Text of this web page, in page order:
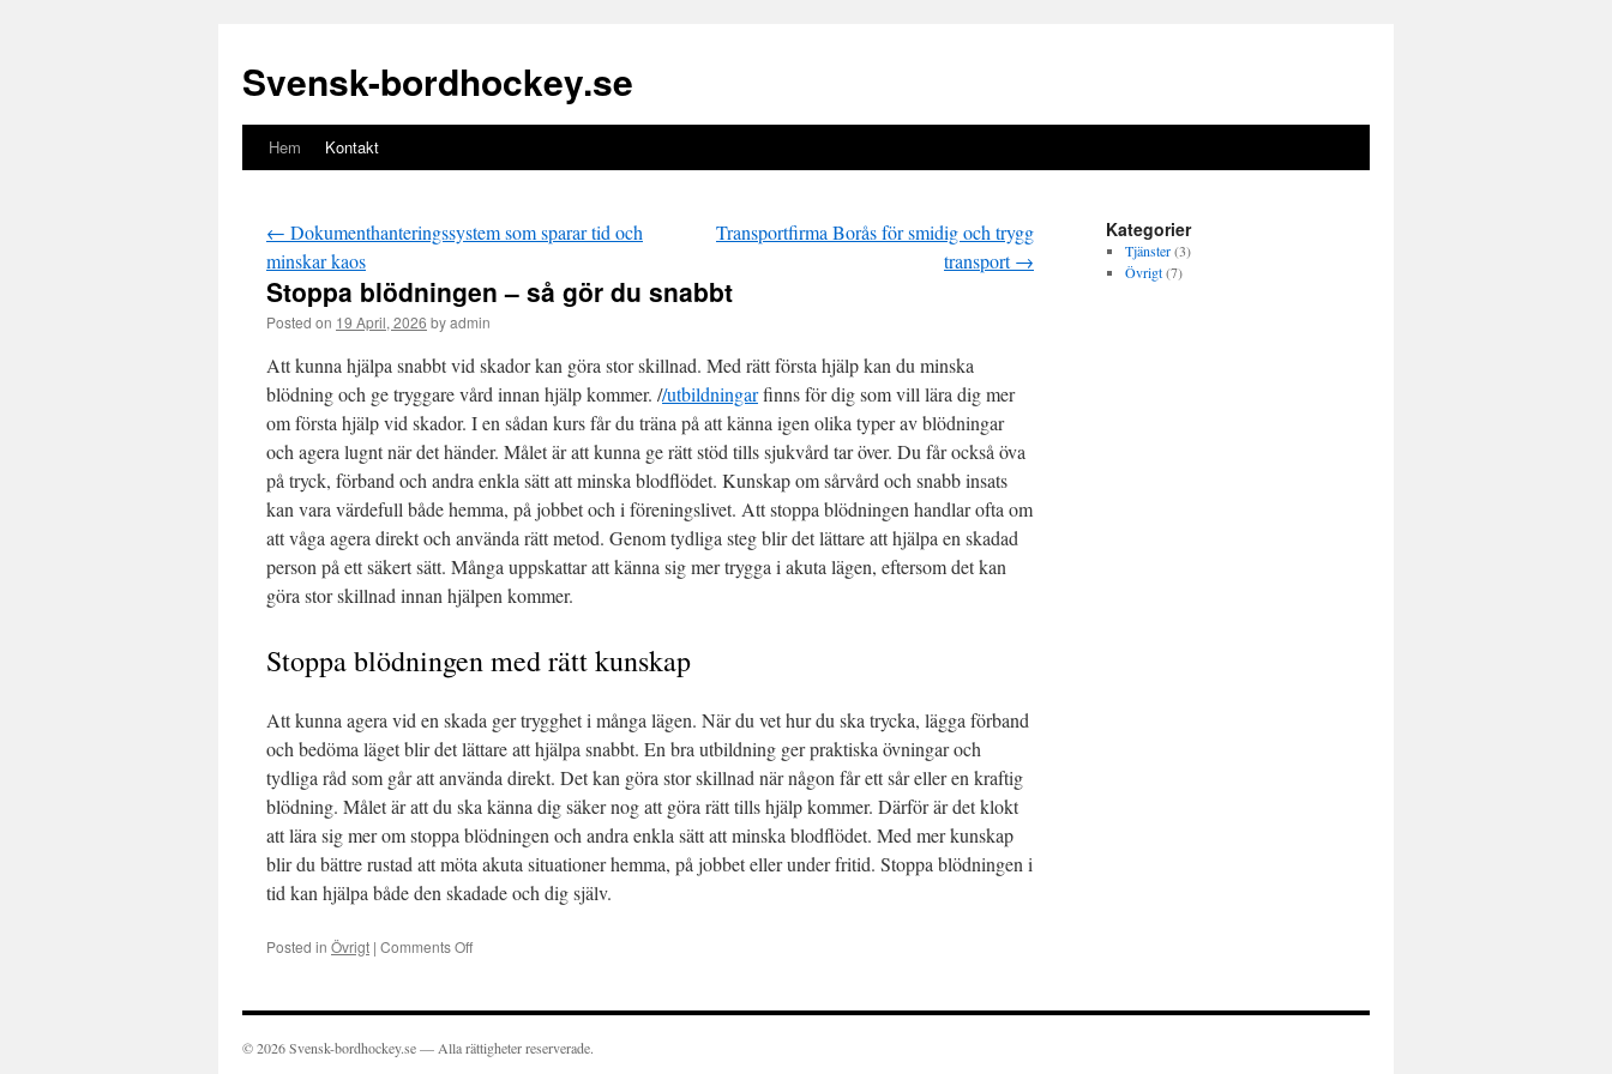
Svensk-bordhockey.se
Gå
innehåll
Hem Kontakt
← Dokumenthanteringssystem som sparar tid och
minskar kaos
Transportfirma Borås för smidig och trygg
transport→
Stoppa blödningen – så gör du snabbt
Posted on 19 April, 2026 byadmin
Att kunna hjälpa snabbt vid skador kan göra stor skillnad. Med rätt första hjälp kan du minska
blödning och ge tryggare vård innan hjälp kommer. //utbildningarfinns för dig som vill lära dig mer
om första hjälp vid skador. I en sådan kurs får du träna på att känna igen olika typer av blödningar
och agera lugnt när det händer. Målet är att kunna ge rätt stöd tills sjukvård tar över. Du får också öva
på tryck, förband och andra enkla sätt att minska blodflödet. Kunskap om sårvård och snabb insats
kan vara värdefull både hemma, på jobbet och i föreningslivet. Att stoppa blödningen handlar ofta om
att våga agera direkt och använda rätt metod. Genom tydliga steg blir det lättare att hjälpa en skadad
person på ett säkert sätt. Många uppskattar att känna sig mer trygga i akuta lägen, eftersom det kan
göra stor skillnad innan hjälpen kommer.
Stoppa blödningen med rätt kunskap
Att kunna agera vid en skada ger trygghet i många lägen. När du vet hur du ska trycka, lägga förband
och bedöma läget blir det lättare att hjälpa snabbt. En bra utbildning ger praktiska övningar och
tydliga råd som går att använda direkt. Det kan göra stor skillnad när någon får ett sår eller en kraftig
blödning. Målet är att du ska känna dig säker nog att göra rätt tills hjälp kommer. Därför är det klokt
att lära sig mer om stoppa blödningen och andra enkla sätt att minska blodflödet. Med mer kunskap
blir du bättre rustad att möta akuta situationer hemma, på jobbet eller under fritid. Stoppa blödningen i
tid kan hjälpa både den skadade och dig själv.
Posted in Övrigt | Comments Off
–
gör
Kategorier
Tjänster(3)
Övrigt(7)
© 2026 Svensk-bordhockey.se — Alla rättigheter reserverade.